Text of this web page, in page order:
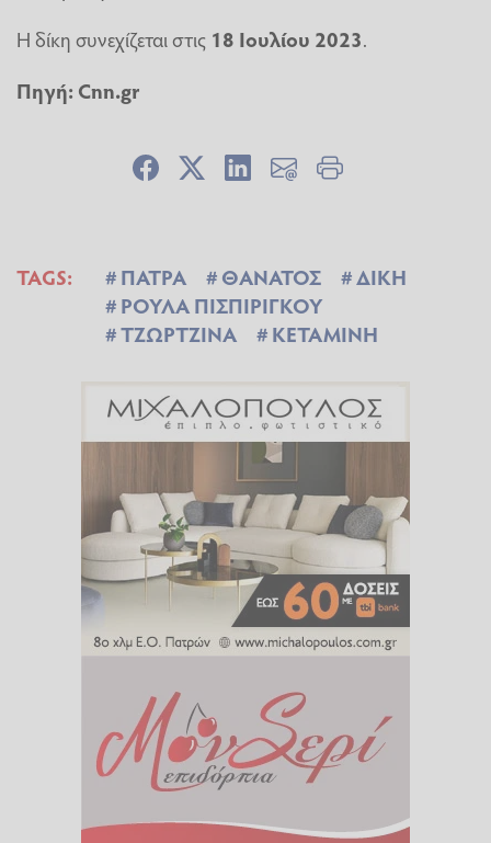
Η δίκη συνεχίζεται στις 18 Ιουλίου 2023.
Πηγή: Cnn.gr
TAGS: ΠΑΤΡΑ ΘΑΝΑΤΟΣ
ΔΙΚΗ
ΡΟΥΛΑ ΠΙΣΠΙΡΙΓΚΟΥ
ΤΖΩΡΤΖΙΝΑ
ΚΕΤΑΜΙΝΗ